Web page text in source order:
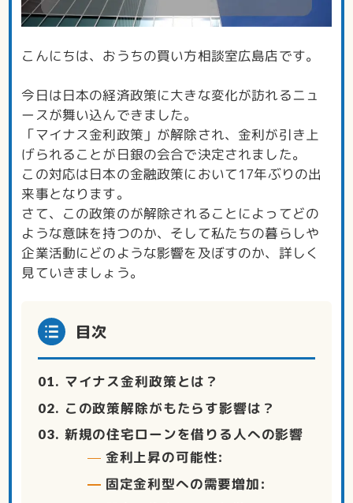
こんにちは、おうちの買い方相談室広島店です。
今日は日本の経済政策に大きな変化が訪れるニュ
ースが舞い込んできました。
「マイナス金利政策」が解除され、金利が引き上
げられることが日銀の会合で決定されました。
この対応は日本の金融政策において17年ぶりの出
来事となります。
さて、この政策のが解除されることによってどの
ような意味を持つのか、そして私たちの暮らしや
企業活動にどのような影響を及ぼすのか、詳しく
見ていきましょう。
目次
マイナス金利政策とは？
この政策解除がもたらす影響は？
新規の住宅ローンを借りる人への影響
金利上昇の可能性:
固定金利型への需要増加: